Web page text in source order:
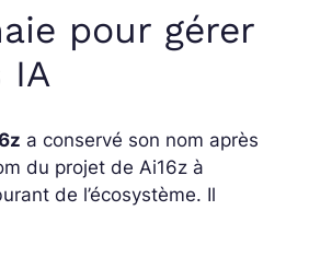
pour gérer
IA
a conservé son nom après
du projet de Ai16z à
de l’écosystème. Il